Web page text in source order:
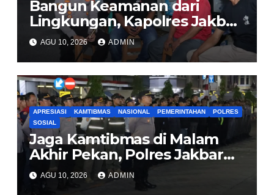
Bangun Keamanan dari
Lingkungan, Kapolres Jakbar
Ajak Warga Cengkareng
Aktifkan Siskamling
AGU 10, 2026 ADMIN
APRESIASI KAMTIBMAS NASIONAL PEMERINTAHAN
POLRES
SOSIAL
Jaga Kamtibmas di Malam
Akhir Pekan, Polres Jakbar
Gelar KRYD Bersama Tiga
Pilar
AGU 10, 2026 ADMIN